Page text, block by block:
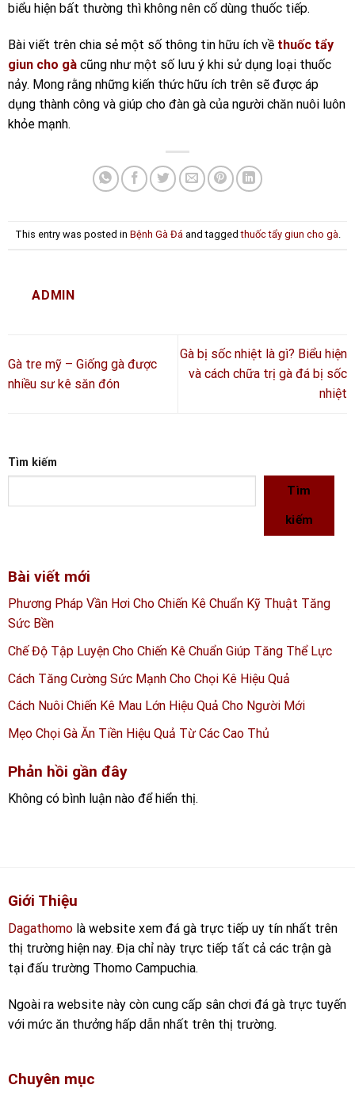
biểu hiện bất thường thì không nên cố dùng thuốc tiếp.
Bài viết trên chia sẻ một số thông tin hữu ích về thuốc tẩy
giun cho gà cũng như một số lưu ý khi sử dụng loại thuốc
nảy. Mong rằng những kiến thức hữu ích trên sẽ được áp
dụng thành công và giúp cho đàn gà của người chăn nuôi luôn
khỏe mạnh.
This entry was posted in Bệnh Gà Đáand taggedthuốc tẩy giun cho gà.
ADMIN
Gà tre mỹ – Giống gà được
nhiều sư kê săn đón
Gà bị sốc nhiệt là gì? Biểu hiện
và cách chữa trị gà đá bị sốc
nhiệt
Tìm kiếm
Tìm
kiếm
Bài viết mới
Phương Pháp Vần Hơi Cho Chiến Kê Chuẩn Kỹ Thuật Tăng
Sức Bền
Chế Độ Tập Luyện Cho Chiến Kê Chuẩn Giúp Tăng Thể Lực
Cách Tăng Cường Sức Mạnh Cho Chọi Kê Hiệu Quả
Cách Nuôi Chiến Kê Mau Lớn Hiệu Quả Cho Người Mới
Mẹo Chọi Gà Ăn Tiền Hiệu Quả Từ Các Cao Thủ
Phản hồi gần đây
Không có bình luận nào để hiển thị.
Giới Thiệu
Dagathomo là website xem đá gà trực tiếp uy tín nhất trên
thị trường hiện nay. Địa chỉ này trực tiếp tất cả các trận gà
tại đấu trường Thomo Campuchia.
Ngoài ra website này còn cung cấp sân chơi đá gà trực tuyến
với mức ăn thưởng hấp dẫn nhất trên thị trường.
Chuyên mục